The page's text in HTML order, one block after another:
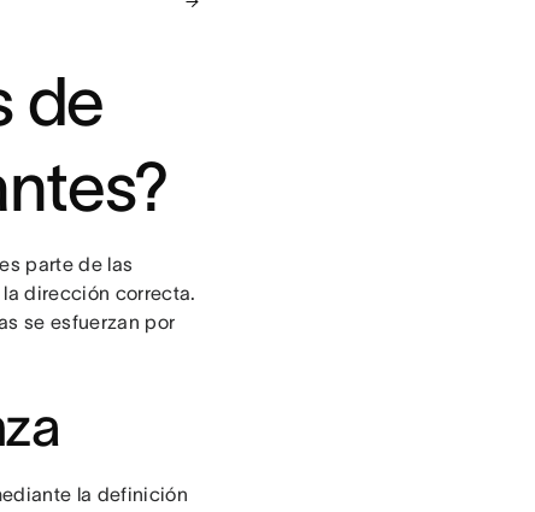
de
parte de las
dirección correcta.
se esfuerzan por
la definición